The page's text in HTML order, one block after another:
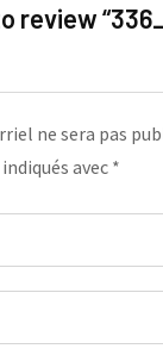
review
ne sera pas
avec *